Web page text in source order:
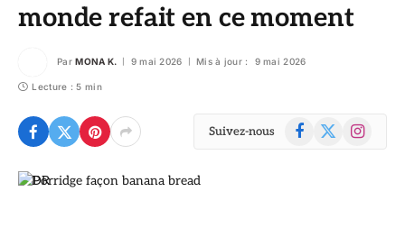
monde refait en ce moment
Par MONA K. 9 mai 2026 Mis à jour : 9 mai 2026
Lecture : 5 min
Suivez-nous Facebook
X
Instagram
© DR